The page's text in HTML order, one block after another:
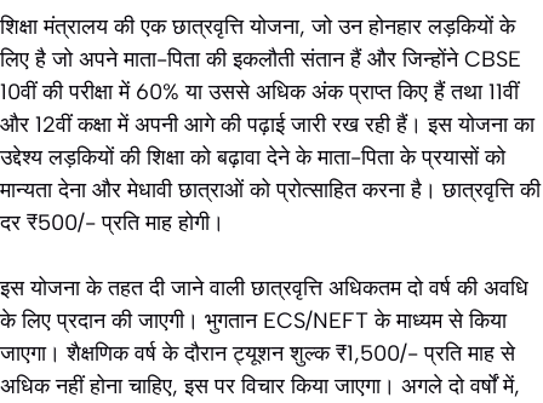
शिक्षा मंत्रालय की एक छात्रवृत्ति योजना, जो उन होनहार लड़कियों के
लिए है जो अपने माता-पिता की इकलौती संतान हैं और जिन्होंने CBSE
10वीं की परीक्षा में 60% या उससे अधिक अंक प्राप्त किए हैं तथा 11वीं
और 12वीं कक्षा में अपनी आगे की पढ़ाई जारी रख रही हैं। इस योजना का
उद्देश्य लड़कियों की शिक्षा को बढ़ावा देने के माता-पिता के प्रयासों को
मान्यता देना और मेधावी छात्राओं को प्रोत्साहित करना है। छात्रवृत्ति की
दर ₹500/- प्रति माह होगी।
इस योजना के तहत दी जाने वाली छात्रवृत्ति अधिकतम दो वर्ष की अवधि
के लिए प्रदान की जाएगी। भुगतान ECS/NEFT के माध्यम से किया
जाएगा। शैक्षणिक वर्ष के दौरान ट्यूशन शुल्क ₹1,500/- प्रति माह से
अधिक नहीं होना चाहिए, इस पर विचार किया जाएगा। अगले दो वर्षों में,